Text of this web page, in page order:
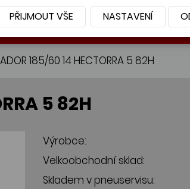
PŘÍSLUŠENSTVÍ
185/60 14 HECTORRA 5 82H
5 82H
Výrobce:
Velkoobchodní sklad:
Skladem v pneuservisu:
PŘIJMOUT VŠE NASTAVENÍ